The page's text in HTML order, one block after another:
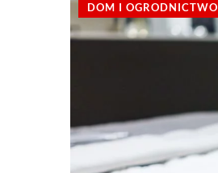
DOM I OGRODNICTWO